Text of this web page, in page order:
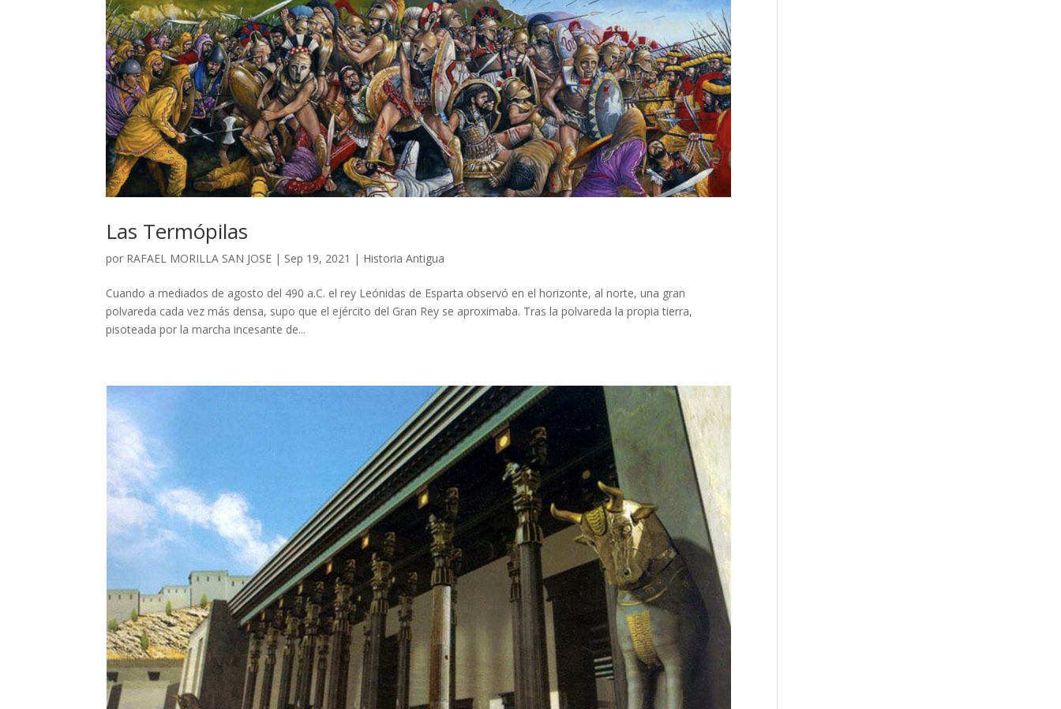
Las Termópilas
por RAFAEL MORILLA SAN JOSE | Sep 19, 2021 | Historia Antigua
Cuando a mediados de agosto del 490 a.C. el rey Leónidas de Esparta observó en el horizonte, al norte, una gran
polvareda cada vez más densa, supo que el ejército del Gran Rey se aproximaba. Tras la polvareda la propia tierra,
pisoteada por la marcha incesante de...